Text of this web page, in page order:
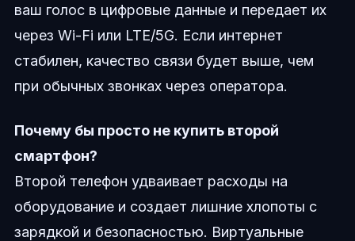
ваш голос в цифровые данные и передает их
через Wi-Fi или LTE/5G. Если интернет
стабилен, качество связи будет выше, чем
при обычных звонках через оператора.
Почему бы просто не купить второй
смартфон?
Второй телефон удваивает расходы на
оборудование и создает лишние хлопоты с
зарядкой и безопасностью. Виртуальные